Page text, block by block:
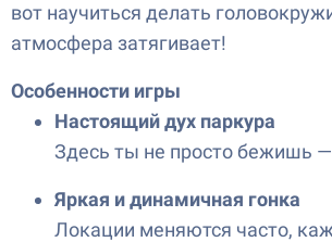
вот научиться делать
атмосфера затягивает!
Особенности игры
Настоящий дух паркура
Здесь ты не просто бежишь
Яркая и динамичная гонка
Локации меняются часто,